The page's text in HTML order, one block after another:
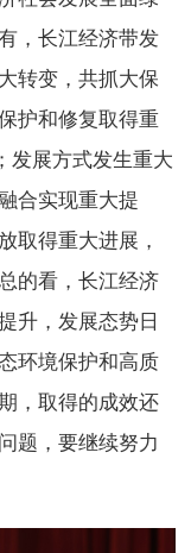
，长江经济带发
转变，共抓大保
护和修复取得重
发展方式发生重大
合实现重大提
取得重大进展，
的看，长江经济
升，发展态势日
环境保护和高质
，取得的成效还
题，要继续努力